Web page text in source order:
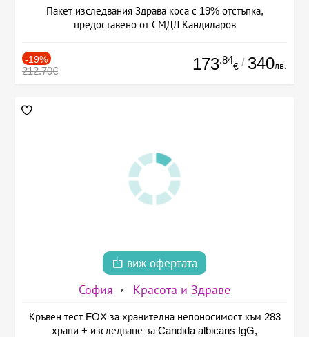
Пакет изследвания Здрава коса с 19% отстъпка,
предоставено от СМДЛ Кандиларов
-19%
212.70€ 173.84
€ / 340лв.
виж офертата
София Красота и Здраве
Кръвен тест FOX за хранителна непоносимост към 283
храни + изследване за Candida albicans IgG,